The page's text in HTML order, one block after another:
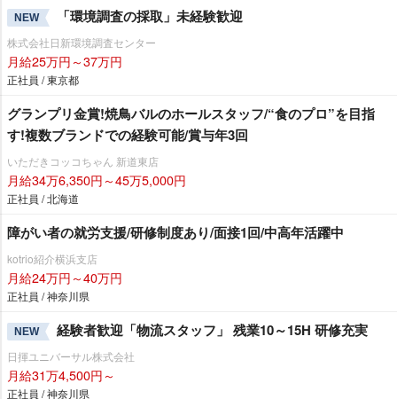
NEW 「環境調査の採取」未経験歓迎
株式会社日新環境調査センター
月給25万円～37万円
正社員 / 東京都
グランプリ金賞!焼鳥バルのホールスタッフ/“食のプロ”を目指
す!複数ブランドでの経験可能/賞与年3回
いただきコッコちゃん 新道東店
月給34万6,350円～45万5,000円
正社員 / 北海道
障がい者の就労支援/研修制度あり/面接1回/中高年活躍中
kotrio紹介横浜支店
月給24万円～40万円
正社員 / 神奈川県
NEW 経験者歓迎「物流スタッフ」 残業10～15H 研修充実
日揮ユニバーサル株式会社
月給31万4,500円～
正社員 / 神奈川県